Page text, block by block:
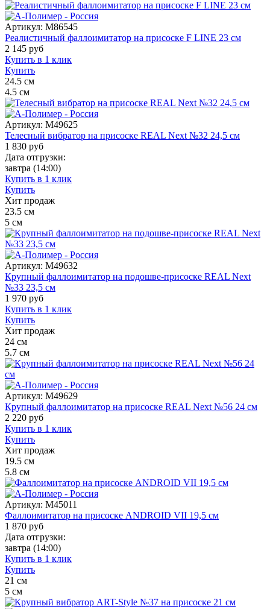
Артикул: M86545
Реалистичный фаллоимитатор на присоске F LINE 23 см
2 145 руб
Купить в 1 клик
Купить
24.5 см
4.5 см
Артикул: M49625
Телесный вибратор на присоске REAL Next №32 24,5 см
1 830 руб
Дата отгрузки:
завтра (14:00)
Купить в 1 клик
Купить
Хит продаж
23.5 см
5 см
Артикул: M49632
Крупный фаллоимитатор на подошве-присоске REAL Next
№33 23,5 см
1 970 руб
Купить в 1 клик
Купить
Хит продаж
24 см
5.7 см
Артикул: M49629
Крупный фаллоимитатор на присоске REAL Next №56 24 см
2 220 руб
Купить в 1 клик
Купить
Хит продаж
19.5 см
5.8 см
Артикул: M45011
Фаллоимитатор на присоске ANDROID VII 19,5 см
1 870 руб
Дата отгрузки:
завтра (14:00)
Купить в 1 клик
Купить
21 см
5 см